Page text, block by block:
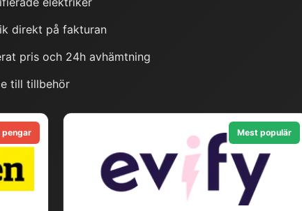
direkt på fakturan
pris och 24h avhämtning
till tillbehör
pengar Mest populär